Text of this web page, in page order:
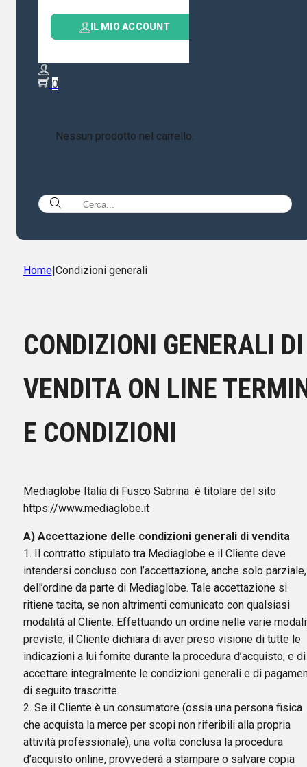
IL MIO ACCOUNT
0
Nessun prodotto nel carrello.
Home| Condizioni generali
CONDIZIONI GENERALI DI
VENDITA ON LINE
E CONDIZIONI
Mediaglobe Italia di Fusco Sabrina è titolare del sito
https://www.mediaglobe.it
A) Accettazione delle condizioni generali di vendita
1. Il contratto stipulato tra Mediaglobe e il Cliente deve
intendersi concluso con l’accettazione, anche solo parziale,
dell’ordine da parte di Mediaglobe. Tale accettazione si
ritiene tacita, se non altrimenti comunicato con qualsiasi
modalità al Cliente. Effettuando un ordine nelle varie
previste, il Cliente dichiara di aver preso visione di tutte le
indicazioni a lui fornite durante la procedura d’acquisto, e di
accettare integralmente le condizioni generali e di
di seguito trascritte.
2. Se il Cliente è un consumatore (ossia una persona fisica
che acquista la merce per scopi non riferibili alla propria
attività professionale), una volta conclusa la procedura
d’acquisto online, provvederà a stampare o salvare copia